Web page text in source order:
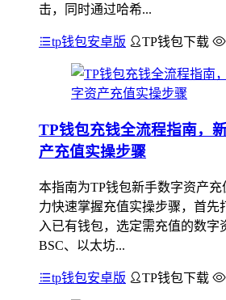
击，同时通过哈希...
tp钱包安卓版 TP钱包下载
TP钱包充钱全流程指南，
产充值实操步骤
本指南为TP钱包新手数字资产
力快速掌握充值实操步骤，首先
入已有钱包，选定需充值的数字
BSC、以太坊...
tp钱包安卓版 TP钱包下载